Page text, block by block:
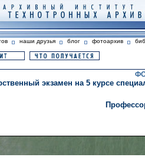
наши друзья блог фотоархив
экзамен на 5 курсе